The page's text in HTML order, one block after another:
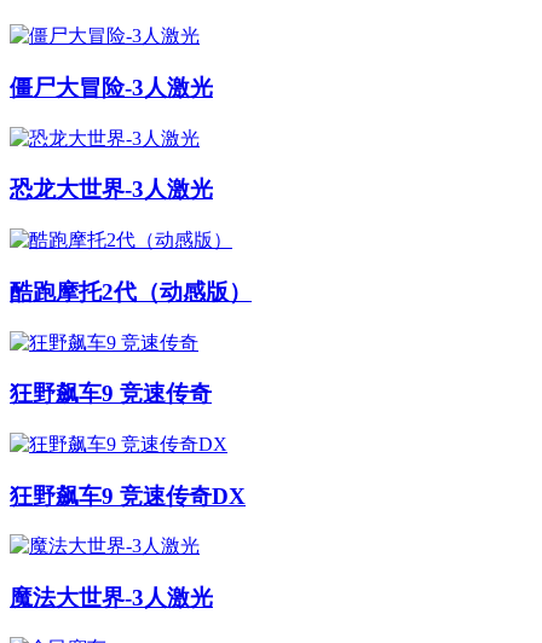
僵尸大冒险-3人激光
恐龙大世界-3人激光
酷跑摩托2代（动感版）
狂野飙车9 竞速传奇
狂野飙车9 竞速传奇DX
魔法大世界-3人激光